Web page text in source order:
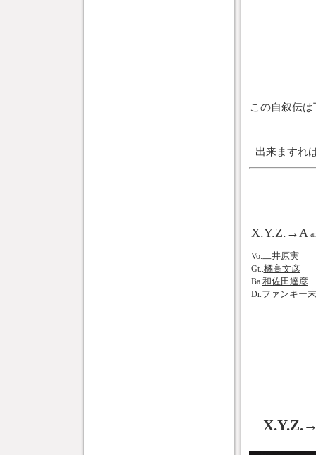
この自叙伝
出来ますれ
X.Y.Z.→A
Vo. 二井原実
Gt.. 橘高文彦
Ba. 和佐田達彦
Dr. ファンキー